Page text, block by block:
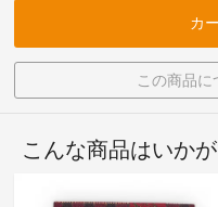
カ
この商品に
こんな商品はいか